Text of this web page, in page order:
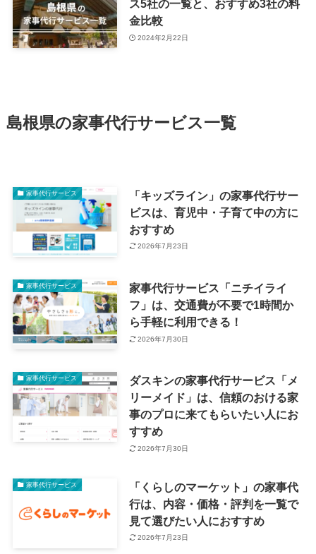
ス5社の一覧と、おすすめ3社の料
金比較
2024年2月22日
島根県の家事代行サービス一覧
家事代行サービス
「キッズライン」の家事代行サー
ビスは、育児中・子育て中の方に
おすすめ
2026年7月23日
家事代行サービス
家事代行サービス「ニチイライ
フ」は、交通費が不要で1時間か
ら手軽に利用できる！
2026年7月30日
家事代行サービス
ダスキンの家事代行サービス「メ
リーメイド」は、信頼のおける家
事のプロに来てもらいたい人にお
すすめ
2026年7月30日
家事代行サービス
「くらしのマーケット」の家事代
行は、内容・価格・評判を一覧で
見て選びたい人におすすめ
2026年7月23日